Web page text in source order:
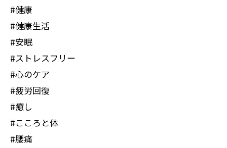
#健康
#健康生活
#安眠
#ストレスフリー
#心のケア
#疲労回復
#癒し
#こころと体
#腰痛